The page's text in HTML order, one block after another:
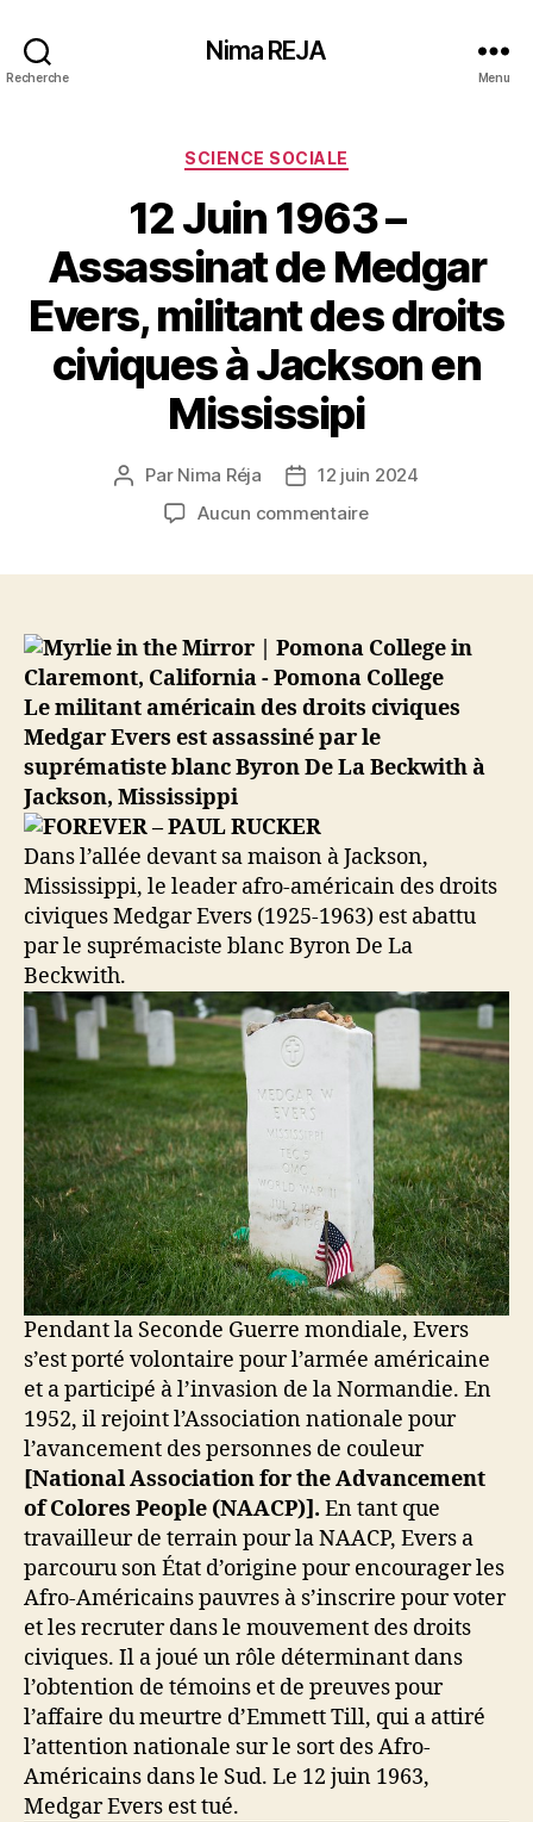
Recherche
Nima REJA
Menu
Catégories
SCIENCE SOCIALE
12 Juin 1963 –
Assassinat de Medgar
Evers, militant des droits
civiques à Jackson en
Mississipi
Auteur
l’article
Par Nima Réja
Date12 juin 2024
Aucun commentairesur
Assassinat
de
Medgar
Evers,
militant
des
à
Jackson
en
Mississipi
Le militant américain des droits civiques
Medgar Evers est assassiné par le
suprématiste blanc Byron De La Beckwith à
Jackson, Mississippi
Dans l’allée devant sa maison à Jackson,
Mississippi, le leader afro-américain des droits
civiques Medgar Evers (1925-1963) est abattu
par le suprémaciste blanc Byron De La
Beckwith.
Pendant la Seconde Guerre mondiale, Evers
s’est porté volontaire pour l’armée américaine
et a participé à l’invasion de la Normandie. En
1952, il rejoint l’Association nationale pour
l’avancement des personnes de couleur
[National Association for the Advancement
of Colores People (NAACP)]. En tant que
travailleur de terrain pour la NAACP, Evers a
parcouru son État d’origine pour encourager les
Afro-Américains pauvres à s’inscrire pour voter
et les recruter dans le mouvement des droits
civiques. Il a joué un rôle déterminant dans
l’obtention de témoins et de preuves pour
l’affaire du meurtre d’Emmett Till, qui a attiré
l’attention nationale sur le sort des Afro-
Américains dans le Sud. Le 12 juin 1963,
Medgar Evers est tué.